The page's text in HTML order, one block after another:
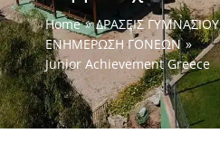
Home
ΔΡΑΣΕΙΣ ΓΥΜΝΑΣΙΟΥ
ΕΝΗΜΕΡΩΣΗ ΓΟΝΕΩΝ
Junior Achievement Greece